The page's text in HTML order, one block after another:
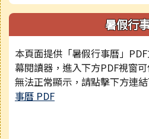
暑假行
本頁面提供「暑假行事曆」
幕閱讀器，進入下方PDF視窗
無法正常顯示，請點擊下方連
事曆 PDF